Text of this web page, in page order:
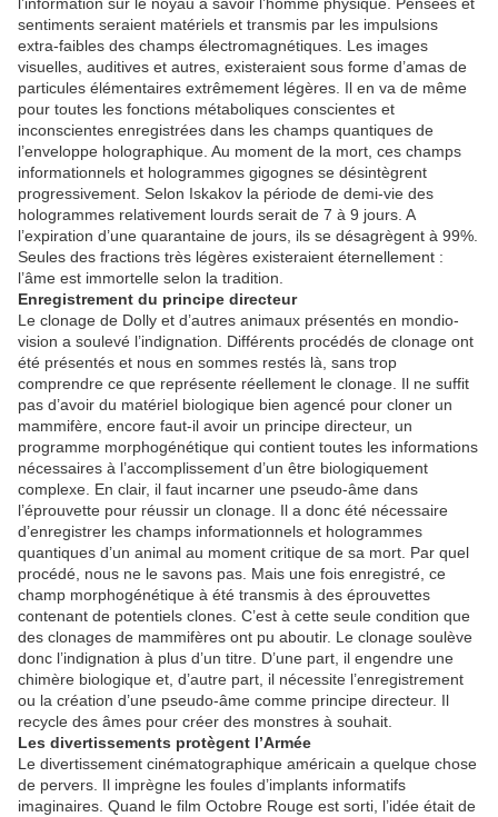
sentiments seraient matériels et transmis par les impulsions
extra-faibles des champs électromagnétiques. Les images
visuelles, auditives et autres, existeraient sous forme d’amas de
particules élémentaires extrêmement légères. Il en va de même
pour toutes les fonctions métaboliques conscientes et
inconscientes enregistrées dans les champs quantiques de
l’enveloppe holographique. Au moment de la mort, ces champs
informationnels et hologrammes gigognes se désintègrent
progressivement. Selon Iskakov la période de demi-vie des
hologrammes relativement lourds serait de 7 à 9 jours. A
l’expiration d’une quarantaine de jours, ils se désagrègent à 99%.
Seules des fractions très légères existeraient éternellement :
l’âme est immortelle selon la tradition.
Enregistrement du principe directeur
Le clonage de Dolly et d’autres animaux présentés en mondio-
vision a soulevé l’indignation. Différents procédés de clonage ont
été présentés et nous en sommes restés là, sans trop
comprendre ce que représente réellement le clonage. Il ne suffit
pas d’avoir du matériel biologique bien agencé pour cloner un
mammifère, encore faut-il avoir un principe directeur, un
programme morphogénétique qui contient toutes les informations
nécessaires à l’accomplissement d’un être biologiquement
complexe. En clair, il faut incarner une pseudo-âme dans
l’éprouvette pour réussir un clonage. Il a donc été nécessaire
d’enregistrer les champs informationnels et hologrammes
quantiques d’un animal au moment critique de sa mort. Par quel
procédé, nous ne le savons pas. Mais une fois enregistré, ce
champ morphogénétique à été transmis à des éprouvettes
contenant de potentiels clones. C’est à cette seule condition que
des clonages de mammifères ont pu aboutir. Le clonage soulève
donc l’indignation à plus d’un titre. D’une part, il engendre une
chimère biologique et, d’autre part, il nécessite l’enregistrement
ou la création d’une pseudo-âme comme principe directeur. Il
recycle des âmes pour créer des monstres à souhait.
Les divertissements protègent l’Armée
Le divertissement cinématographique américain a quelque chose
de pervers. Il imprègne les foules d’implants informatifs
imaginaires. Quand le film Octobre Rouge est sorti, l’idée était de